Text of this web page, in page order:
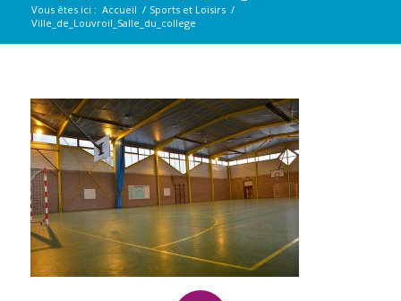
Vous êtes ici : Accueil / Sports et Loisirs /
Ville_de_Louvroil_Salle_du_college